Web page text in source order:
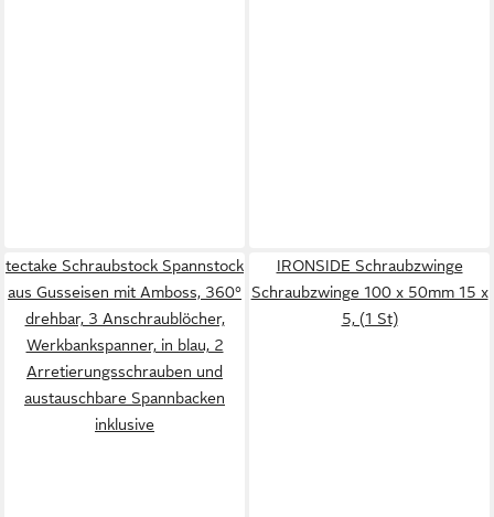
tectake Schraubstock Spannstock
aus Gusseisen mit Amboss, 360°
drehbar, 3 Anschraublöcher,
Werkbankspanner, in blau, 2
Arretierungsschrauben und
austauschbare Spannbacken
inklusive
IRONSIDE Schraubzwinge
Schraubzwinge 100 x 50mm 15 x
5, (1 St)